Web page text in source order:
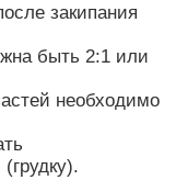
закипания
быть 2:1 или
необходимо